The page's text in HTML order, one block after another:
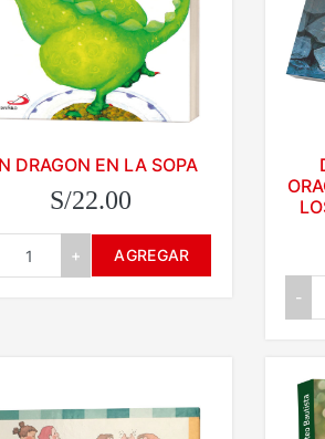
DRAGON EN LA SOPA
S/22.00
+ AGREGAR
-